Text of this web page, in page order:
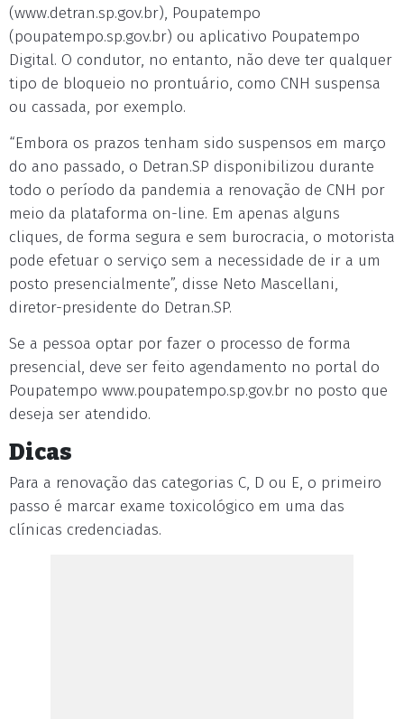
(www.detran.sp.gov.br), Poupatempo
(poupatempo.sp.gov.br) ou aplicativo Poupatempo
Digital. O condutor, no entanto, não deve ter qualquer
tipo de bloqueio no prontuário, como CNH suspensa
ou cassada, por exemplo.
“Embora os prazos tenham sido suspensos em março
do ano passado, o Detran.SP disponibilizou durante
todo o período da pandemia a renovação de CNH por
meio da plataforma on-line. Em apenas alguns
cliques, de forma segura e sem burocracia, o motorista
pode efetuar o serviço sem a necessidade de ir a um
posto presencialmente”, disse Neto Mascellani,
diretor-presidente do Detran.SP.
Se a pessoa optar por fazer o processo de forma
presencial, deve ser feito agendamento no portal do
Poupatempo www.poupatempo.sp.gov.br no posto que
deseja ser atendido.
Dicas
Para a renovação das categorias C, D ou E, o primeiro
passo é marcar exame toxicológico em uma das
clínicas credenciadas.